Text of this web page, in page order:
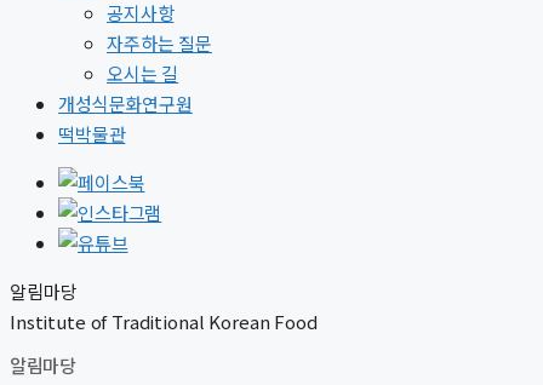
공지사항
자주하는 질문
오시는 길
개성식문화연구원
떡박물관
알림마당
Institute of Traditional Korean Food
알림마당